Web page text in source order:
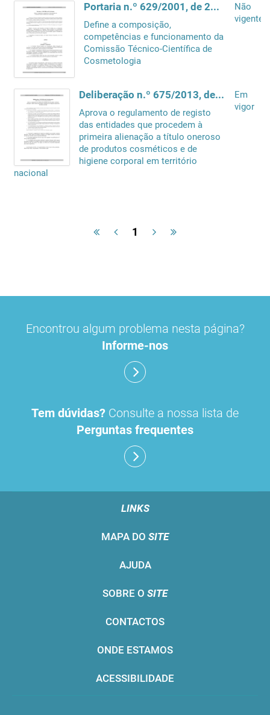
Portaria n.º 629/2001, de 23 de Junho
Define a composição,
competências e funcionamento da
Comissão Técnico-Científica de
Cosmetologia
Não
vigente
Deliberação n.º 675/2013, de 13 de fevereiro
Aprova o regulamento de registo
das entidades que procedem à
primeira alienação a título oneroso
de produtos cosméticos e de
higiene corporal em território
nacional
Em
vigor
1
Encontrou algum problema nesta página?
Informe-nos
Tem dúvidas? Consulte a nossa lista de
Perguntas frequentes
LINKS
MAPA DO SITE
AJUDA
SOBRE O SITE
CONTACTOS
ONDE ESTAMOS
ACESSIBILIDADE